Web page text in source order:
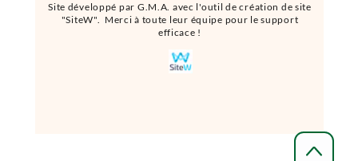
Site développé par G.M.A. avec l'outil de création de site
"SiteW". Merci à toute leur équipe pour le support
efficace !